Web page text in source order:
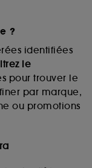
?
identifiées
le
pour trouver le
par marque,
ou promotions